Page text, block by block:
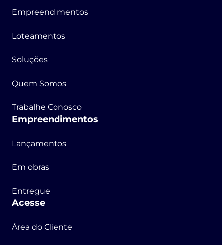
Empreendimentos
Loteamentos
Soluções
Quem Somos
Trabalhe Conosco
Empreendimentos
Lançamentos
Em obras
Entregue
Acesse
Área do Cliente